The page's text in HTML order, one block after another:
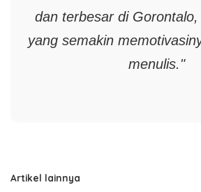
dan terbesar di
yang semakin
menulis."
Artikel lainnya